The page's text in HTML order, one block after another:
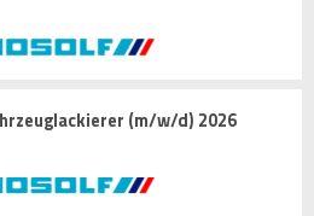
(m/w/d) 2026